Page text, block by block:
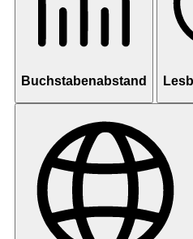
Buchstabenabstand